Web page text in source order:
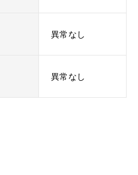
異常なし
異常なし